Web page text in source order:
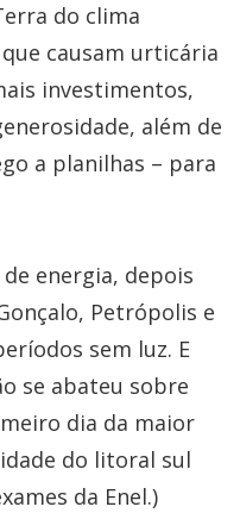
do clima
causam urticária
investimentos,
além de
a planilhas – para
energia, depois
Petrópolis e
sem luz. E
se abateu sobre
dia da maior
do litoral sul
da Enel.)